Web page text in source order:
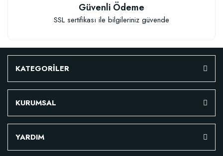
Güvenli Ödeme
SSL sertifikası ile bilgileriniz güvende
KATEGORİLER
KURUMSAL
YARDIM